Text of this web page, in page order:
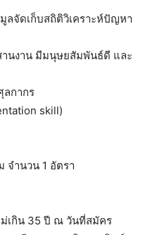
ลจัดเก็บสถิติวิเคราะห์ปัญหา
านงาน มีมนุษยสัมพันธ์ดี และ
ลกากร
skill)
จำนวน 1 อัตรา
เกิน 35 ปี ณ วันที่สมัคร